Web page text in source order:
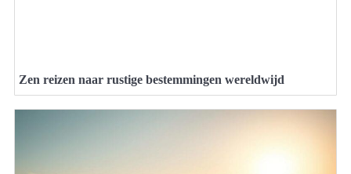
Zen reizen naar rustige bestemmingen wereldwijd